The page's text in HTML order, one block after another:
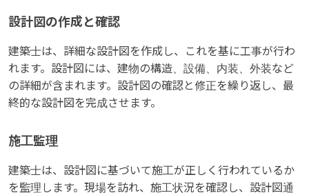
設計図の作成と確認
建築士は、詳細な設計図を作成し、これを基に工事が行わ
れます。設計図には、建物の構造、設備、内装、外装など
の詳細が含まれます。設計図の確認と修正を繰り返し、最
終的な設計図を完成させます。
施工監理
建築士は、設計図に基づいて施工が正しく行われているか
を監理します。現場を訪れ、施工状況を確認し、設計図通